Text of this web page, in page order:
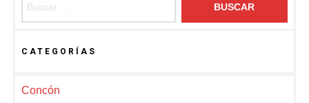
CATEGORÍAS
Concón